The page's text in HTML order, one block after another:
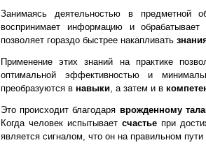
Занимаясь деятельностью в предметной
воспринимает информацию и
позволяет гораздо быстрее накапливать
Применение этих знаний на практике
оптимальной эффективностью и
преобразуются в навыки, а затем и в
Это происходит благодаря врожденному
Когда человек испытывает счастье при
является сигналом, что он на правильном